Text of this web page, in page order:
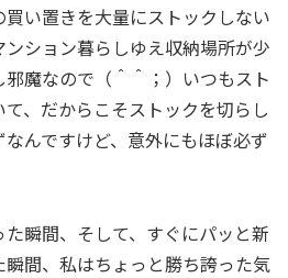
い置きを大量にストックしない
ション暮らしゆえ収納場所が少
魔なので（＾＾；）いつもスト
、だからこそストックを切らし
んですけど、意外にもほぼ必ず
瞬間、そして、すぐにパッと新
間、私はちょっと勝ち誇った気